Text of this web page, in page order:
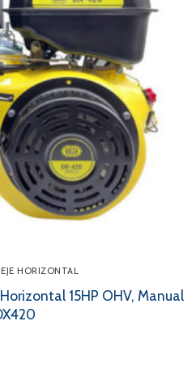
HORIZONTAL
15HP OHV, Manual